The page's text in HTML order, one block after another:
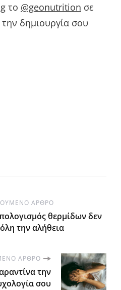
το @geonutrition σε
δημιουργία σου
ΆΡΘΡΟ
θερμίδων δεν
την αλήθεια
ΆΡΘΡΟ
την
σου